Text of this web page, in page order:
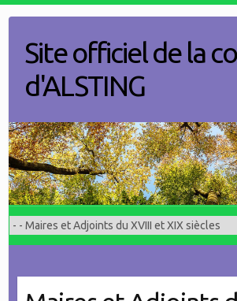
contentSite officiel de la
d'ALSTING